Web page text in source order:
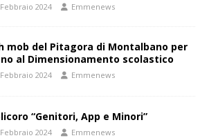
2024 Emmenews
mob del Pitagora di Montalbano per
al Dimensionamento scolastico
2024 Emmenews
“Genitori, App e Minori”
2024 Emmenews